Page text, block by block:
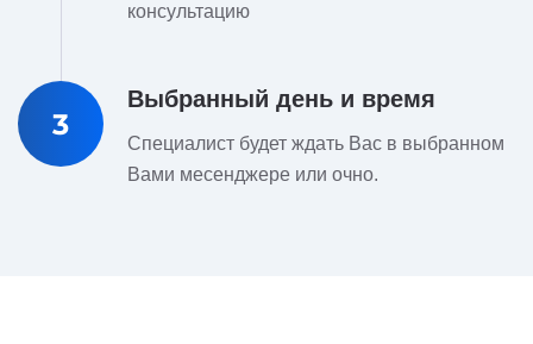
консультацию
3
Выбранный день и время
Специалист будет ждать Вас в выбранном
Вами месенджере или очно.